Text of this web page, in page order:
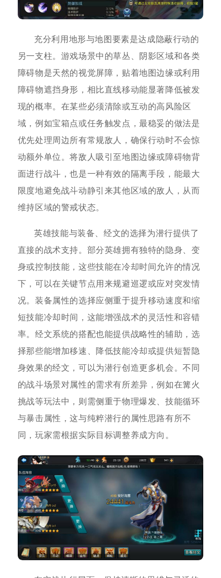
充分利用地形与地图要素是达成隐蔽行动的
另一支柱。游戏场景中的草丛、阴影区域和各类
障碍物是天然的视觉屏障，贴着地图边缘或利用
障碍物遮挡身形，相比直线移动能显著降低被发
现的概率。在某些必须清除或互动的高风险区
域，例如宝箱点或任务触发点，最稳妥的做法是
优先处理周边所有常规敌人，确保行动时不会惊
动额外单位。将敌人吸引至地图边缘或障碍物背
面进行战斗，也是一种有效的隔离手段，能最大
限度地避免战斗动静引来其他区域的敌人，从而
维持区域的警戒状态。
英雄技能与装备、经文的选择为潜行提供了
直接的战术支持。部分英雄拥有独特的隐身、变
身或控制技能，这些技能在冷却时间允许的情况
下，可以在关键节点用来规避巡逻或应对突发情
况。装备属性的选择应侧重于提升移动速度和缩
短技能冷却时间，这能增强战术的灵活性和容错
率。经文系统的搭配也能提供战略性的辅助，选
择那些能增加移速、降低技能冷却或提供短暂隐
身效果的经文，可以为潜行创造更多机会。不同
的战斗场景对属性的需求有所差异，例如在篝火
挑战等玩法中，则需侧重于物理爆发、技能循环
与暴击属性，这与纯粹潜行的属性思路有所不
同，玩家需根据实际目标调整养成方向。